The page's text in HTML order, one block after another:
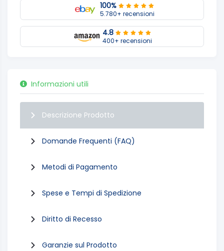
100%
5.780+ recensioni
4.8
400+ recensioni
Informazioni utili
Descrizione Prodotto
Domande Frequenti (FAQ)
Metodi di Pagamento
Spese e Tempi di Spedizione
Diritto di Recesso
Garanzie sul Prodotto